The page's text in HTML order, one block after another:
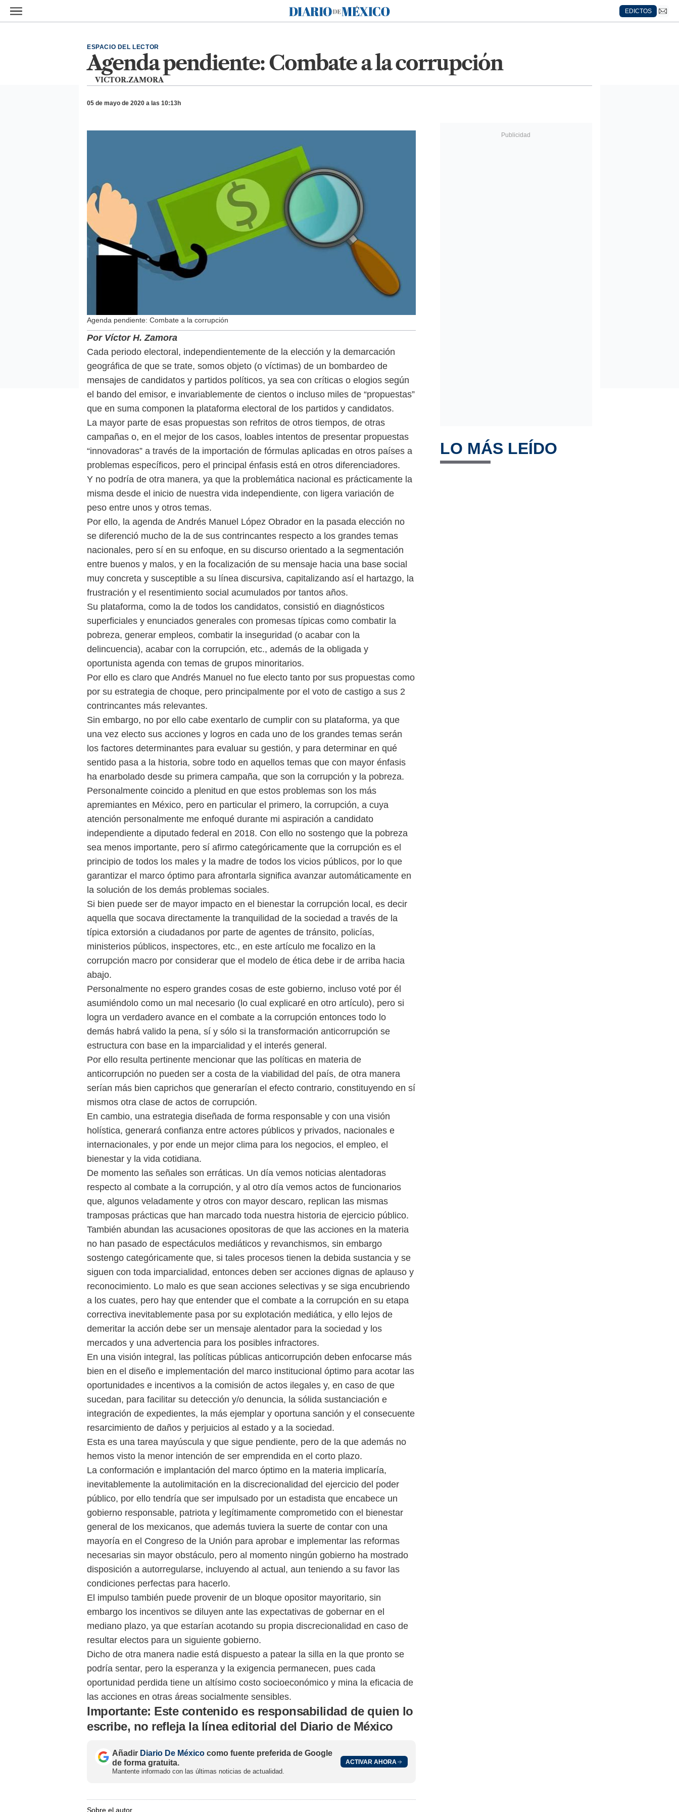
Ir al contenido principal
Diario de México
EDICTOS
ESPACIO DEL LECTOR
Agenda pendiente: Combate a la corrupción
VICTOR.ZAMORA
05 de mayo de 2020 a las 10:13h
Agenda pendiente: Combate a la corrupción
Por Víctor H. Zamora
Cada periodo electoral, independientemente de la elección y la demarcación
geográfica de que se trate, somos objeto (o víctimas) de un bombardeo de
mensajes de candidatos y partidos políticos, ya sea con críticas o elogios según
el bando del emisor, e invariablemente de cientos o incluso miles de “propuestas”
que en suma componen la plataforma electoral de los partidos y candidatos.
La mayor parte de esas propuestas son refritos de otros tiempos, de otras
campañas o, en el mejor de los casos, loables intentos de presentar propuestas
“innovadoras” a través de la importación de fórmulas aplicadas en otros países a
problemas específicos, pero el principal énfasis está en otros diferenciadores.
Y no podría de otra manera, ya que la problemática nacional es prácticamente la
misma desde el inicio de nuestra vida independiente, con ligera variación de
peso entre unos y otros temas.
Por ello, la agenda de Andrés Manuel López Obrador en la pasada elección no
se diferenció mucho de la de sus contrincantes respecto a los grandes temas
nacionales, pero sí en su enfoque, en su discurso orientado a la segmentación
entre buenos y malos, y en la focalización de su mensaje hacia una base social
muy concreta y susceptible a su línea discursiva, capitalizando así el hartazgo, la
frustración y el resentimiento social acumulados por tantos años.
Su plataforma, como la de todos los candidatos, consistió en diagnósticos
superficiales y enunciados generales con promesas típicas como combatir la
pobreza, generar empleos, combatir la inseguridad (o acabar con la
delincuencia), acabar con la corrupción, etc., además de la obligada y
oportunista agenda con temas de grupos minoritarios.
Por ello es claro que Andrés Manuel no fue electo tanto por sus propuestas como
por su estrategia de choque, pero principalmente por el voto de castigo a sus 2
contrincantes más relevantes.
Sin embargo, no por ello cabe exentarlo de cumplir con su plataforma, ya que
una vez electo sus acciones y logros en cada uno de los grandes temas serán
los factores determinantes para evaluar su gestión, y para determinar en qué
sentido pasa a la historia, sobre todo en aquellos temas que con mayor énfasis
ha enarbolado desde su primera campaña, que son la corrupción y la pobreza.
Personalmente coincido a plenitud en que estos problemas son los más
apremiantes en México, pero en particular el primero, la corrupción, a cuya
atención personalmente me enfoqué durante mi aspiración a candidato
independiente a diputado federal en 2018. Con ello no sostengo que la pobreza
sea menos importante, pero sí afirmo categóricamente que la corrupción es el
principio de todos los males y la madre de todos los vicios públicos, por lo que
garantizar el marco óptimo para afrontarla significa avanzar automáticamente en
la solución de los demás problemas sociales.
Si bien puede ser de mayor impacto en el bienestar la corrupción local, es decir
aquella que socava directamente la tranquilidad de la sociedad a través de la
típica extorsión a ciudadanos por parte de agentes de tránsito, policías,
ministerios públicos, inspectores, etc., en este artículo me focalizo en la
corrupción macro por considerar que el modelo de ética debe ir de arriba hacia
abajo.
Personalmente no espero grandes cosas de este gobierno, incluso voté por él
asumiéndolo como un mal necesario (lo cual explicaré en otro artículo), pero si
logra un verdadero avance en el combate a la corrupción entonces todo lo
demás habrá valido la pena, sí y sólo si la transformación anticorrupción se
estructura con base en la imparcialidad y el interés general.
Por ello resulta pertinente mencionar que las políticas en materia de
anticorrupción no pueden ser a costa de la viabilidad del país, de otra manera
serían más bien caprichos que generarían el efecto contrario, constituyendo en sí
mismos otra clase de actos de corrupción.
En cambio, una estrategia diseñada de forma responsable y con una visión
holística, generará confianza entre actores públicos y privados, nacionales e
internacionales, y por ende un mejor clima para los negocios, el empleo, el
bienestar y la vida cotidiana.
De momento las señales son erráticas. Un día vemos noticias alentadoras
respecto al combate a la corrupción, y al otro día vemos actos de funcionarios
que, algunos veladamente y otros con mayor descaro, replican las mismas
tramposas prácticas que han marcado toda nuestra historia de ejercicio público.
También abundan las acusaciones opositoras de que las acciones en la materia
no han pasado de espectáculos mediáticos y revanchismos, sin embargo
sostengo categóricamente que, si tales procesos tienen la debida sustancia y se
siguen con toda imparcialidad, entonces deben ser acciones dignas de aplauso y
reconocimiento. Lo malo es que sean acciones selectivas y se siga encubriendo
a los cuates, pero hay que entender que el combate a la corrupción en su etapa
correctiva inevitablemente pasa por su explotación mediática, y ello lejos de
demeritar la acción debe ser un mensaje alentador para la sociedad y los
mercados y una advertencia para los posibles infractores.
En una visión integral, las políticas públicas anticorrupción deben enfocarse más
bien en el diseño e implementación del marco institucional óptimo para acotar las
oportunidades e incentivos a la comisión de actos ilegales y, en caso de que
sucedan, para facilitar su detección y/o denuncia, la sólida sustanciación e
integración de expedientes, la más ejemplar y oportuna sanción y el consecuente
resarcimiento de daños y perjuicios al estado y a la sociedad.
Esta es una tarea mayúscula y que sigue pendiente, pero de la que además no
hemos visto la menor intención de ser emprendida en el corto plazo.
La conformación e implantación del marco óptimo en la materia implicaría,
inevitablemente la autolimitación en la discrecionalidad del ejercicio del poder
público, por ello tendría que ser impulsado por un estadista que encabece un
gobierno responsable, patriota y legítimamente comprometido con el bienestar
general de los mexicanos, que además tuviera la suerte de contar con una
mayoría en el Congreso de la Unión para aprobar e implementar las reformas
necesarias sin mayor obstáculo, pero al momento ningún gobierno ha mostrado
disposición a autorregularse, incluyendo al actual, aun teniendo a su favor las
condiciones perfectas para hacerlo.
El impulso también puede provenir de un bloque opositor mayoritario, sin
embargo los incentivos se diluyen ante las expectativas de gobernar en el
mediano plazo, ya que estarían acotando su propia discrecionalidad en caso de
resultar electos para un siguiente gobierno.
Dicho de otra manera nadie está dispuesto a patear la silla en la que pronto se
podría sentar, pero la esperanza y la exigencia permanecen, pues cada
oportunidad perdida tiene un altísimo costo socioeconómico y mina la eficacia de
las acciones en otras áreas socialmente sensibles.
Importante: Este contenido es responsabilidad de quien lo
escribe, no refleja la línea editorial del Diario de México
Añadir Diario De México como fuente preferida de Google
de forma gratuita.
Mantente informado con las últimas noticias de actualidad.
ACTIVAR AHORA
Sobre el autor
LO MÁS LEÍDO